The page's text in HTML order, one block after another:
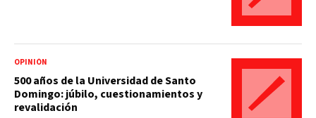
OPINIÓN
500 años de la Universidad de Santo
Domingo: júbilo, cuestionamientos y
revalidación